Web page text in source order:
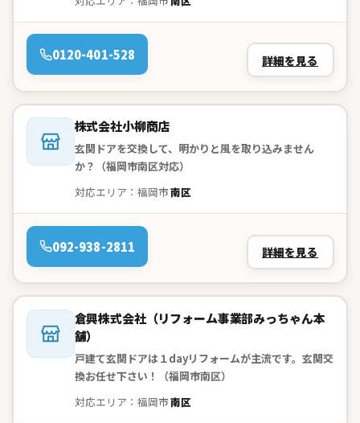
電話：
0120-401-528 詳細を見る
会社名：
株式会社小柳商店
玄関ドアを交換して、明かりと風を取り込みません
か？（福岡市南区対応）
対応エリア：福岡市南区
電話：
092-938-2811 詳細を見る
会社名：
倉興株式会社（リフォーム事業部みっちゃん本
舗）
戸建て玄関ドアは１dayリフォームが主流です。玄関交
換お任せ下さい！（福岡市南区）
対応エリア：福岡市南区